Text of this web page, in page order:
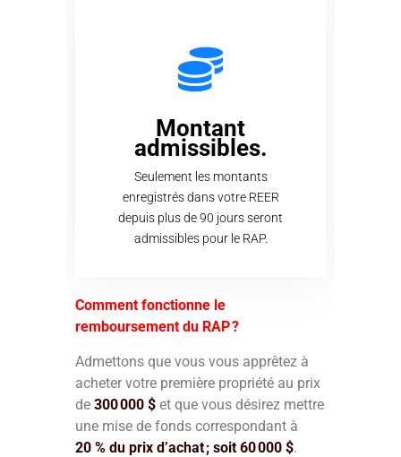
Montant
admissibles.
Seulement les montants
enregistrés dans votre REER
depuis plus de 90 jours seront
admissibles pour le RAP.
Comment fonctionne le
remboursement du RAP ?
Admettons que vous vous apprêtez à
acheter votre première propriété au prix
de 300 000 $ et que vous désirez mettre
une mise de fonds correspondant à
20 % du prix d’achat ; soit 60 000 $.